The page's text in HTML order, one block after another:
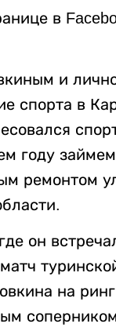
в
и
спорта в
году
ремонтом
он
на